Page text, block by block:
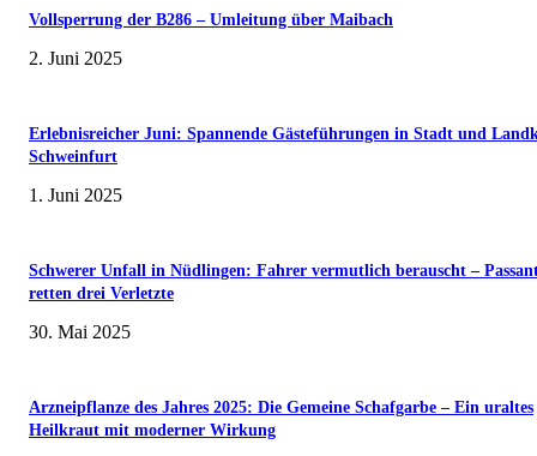
Vollsperrung der B286 – Umleitung über Maibach
2. Juni 2025
Erlebnisreicher Juni: Spannende Gästeführungen in Stadt und
Schweinfurt
1. Juni 2025
Schwerer Unfall in Nüdlingen: Fahrer vermutlich berauscht –
retten drei Verletzte
30. Mai 2025
Arzneipflanze des Jahres 2025: Die Gemeine Schafgarbe – Ein uraltes
Heilkraut mit moderner Wirkung